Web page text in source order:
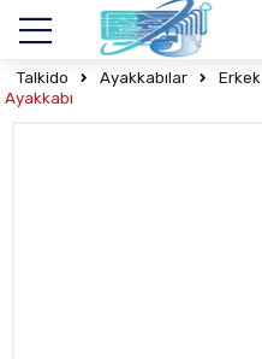
Talkido Ayakkabılar Erkek
Ayakkabı